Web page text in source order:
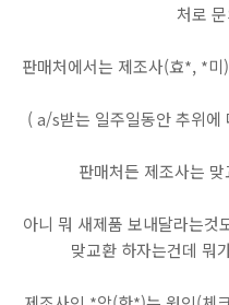
처로
판매처에서는 제조사(효*, *
( a/s받는 일주일동안 추위에
판매처든 제조사는
아니 뭐 새제품 보내달라는것
맞교환 하자는건데 뭐